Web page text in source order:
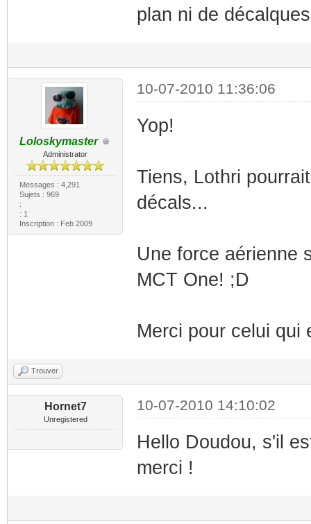
plan ni de
Loloskymaster
Administrator
Messages : 4,291
Sujets : 969
:
: 1
Inscription : Feb 2009
10-07-2010 11:36:06
Yop!
Tiens, Lothri
décals...
Une force aérienne
MCT One! ;D
Merci pour celui
Trouver
Hornet7
Unregistered
10-07-2010 14:10:02
Hello Doudou, s'il
merci !